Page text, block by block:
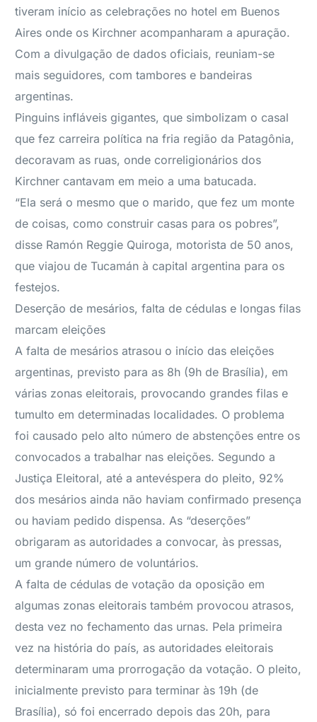
tiveram início as celebrações no hotel em Buenos
Aires onde os Kirchner acompanharam a apuração.
Com a divulgação de dados oficiais, reuniam-se
mais seguidores, com tambores e bandeiras
argentinas.
Pinguins infláveis gigantes, que simbolizam o casal
que fez carreira política na fria região da Patagônia,
decoravam as ruas, onde correligionários dos
Kirchner cantavam em meio a uma batucada.
“Ela será o mesmo que o marido, que fez um monte
de coisas, como construir casas para os pobres”,
disse Ramón Reggie Quiroga, motorista de 50 anos,
que viajou de Tucamán à capital argentina para os
festejos.
Deserção de mesários, falta de cédulas e longas filas
marcam eleições
A falta de mesários atrasou o início das eleições
argentinas, previsto para as 8h (9h de Brasília), em
várias zonas eleitorais, provocando grandes filas e
tumulto em determinadas localidades. O problema
foi causado pelo alto número de abstenções entre os
convocados a trabalhar nas eleições. Segundo a
Justiça Eleitoral, até a antevéspera do pleito, 92%
dos mesários ainda não haviam confirmado presença
ou haviam pedido dispensa. As “deserções”
obrigaram as autoridades a convocar, às pressas,
um grande número de voluntários.
A falta de cédulas de votação da oposição em
algumas zonas eleitorais também provocou atrasos,
desta vez no fechamento das urnas. Pela primeira
vez na história do país, as autoridades eleitorais
determinaram uma prorrogação da votação. O pleito,
inicialmente previsto para terminar às 19h (de
Brasília), só foi encerrado depois das 20h, para